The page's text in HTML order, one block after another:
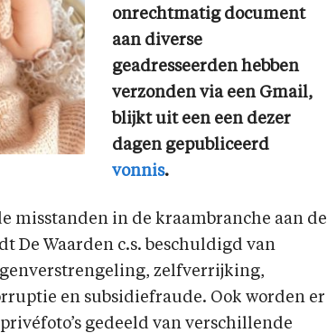
onrechtmatig document
aan diverse
geadresseerden hebben
verzonden via een Gmail,
blijkt uit een een dezer
dagen gepubliceerd
vonnis.
misstanden in de kraambranche aan de
De Waarden c.s. beschuldigd van
zelfverrijking,
en subsidiefraude. Ook worden er
gedeeld van verschillende